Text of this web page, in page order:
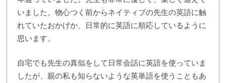
いました。物心つく前からネイティブの先生の英語に触
れていたおかげか、日常的に英語に順応しているように
思います。
自宅でも先生の真似をして日常会話に英語を使っていま
したが、親の私も知らないような英単語を使うこともあ